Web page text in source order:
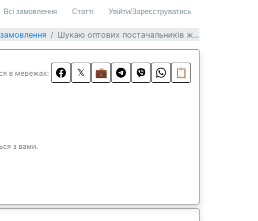
Всі замовлення Статті Увійти/Зареєструватись
замовлення Шукаю оптових постачальників ж...
в мережах: 𝕏 💼 📋
з вами.